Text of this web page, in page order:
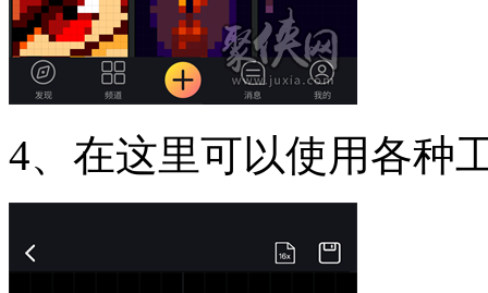
4、在这里可以使用各种